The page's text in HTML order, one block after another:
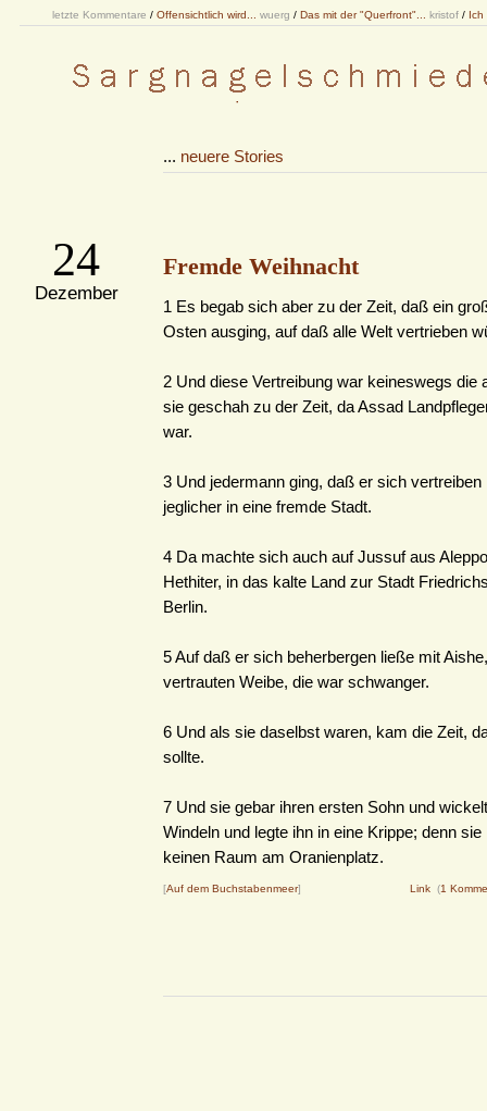
letzte Kommentare / Offensichtlich wird... wuerg / Das mit der "Querfront"... kristof / Ich
... neuere Stories
24
Dezember
Fremde Weihnacht
1 Es begab sich aber zu der Zeit, daß ein
Osten ausging, auf daß alle Welt vertrieben
2 Und diese Vertreibung war keineswegs die
sie geschah zu der Zeit, da Assad
war.
3 Und jedermann ging, daß er sich vertreiben
jeglicher in eine fremde Stadt.
4 Da machte sich auch auf Jussuf aus
Hethiter, in das kalte Land zur Stadt
Berlin.
5 Auf daß er sich beherbergen ließe mit
vertrauten Weibe, die war schwanger.
6 Und als sie daselbst waren, kam die Zeit,
sollte.
7 Und sie gebar ihren ersten Sohn und
Windeln und legte ihn in eine Krippe; denn
keinen Raum am Oranienplatz.
[Auf dem Buchstabenmeer] Link (1